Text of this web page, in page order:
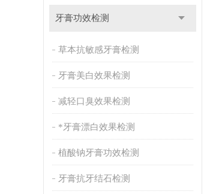
牙膏功效检测
草本抗敏感牙膏检测
牙膏美白效果检测
减轻口臭效果检测
*牙膏漂白效果检测
植酸钠牙膏功效检测
牙膏抗牙结石检测